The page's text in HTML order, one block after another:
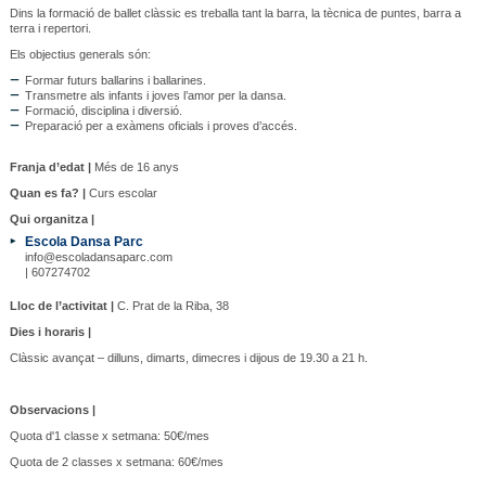
Dins la formació de ballet clàssic es treballa tant la barra, la tècnica de puntes, barra a
terra i repertori.
Els objectius generals són:
Formar futurs ballarins i ballarines.
Transmetre als infants i joves l’amor per la dansa.
Formació, disciplina i diversió.
Preparació per a exàmens oficials i proves d’accés.
Franja d’edat |Més de 16 anys
Quan es fa? |Curs escolar
Qui organitza |
Escola Dansa Parc
info@escoladansaparc.com
| 607274702
Lloc de l’activitat |C. Prat de la Riba, 38
Dies i horaris |
Clàssic avançat – dilluns, dimarts, dimecres i dijous de 19.30 a 21 h.
Observacions |
Quota d'1 classe x setmana: 50€/mes
Quota de 2 classes x setmana: 60€/mes